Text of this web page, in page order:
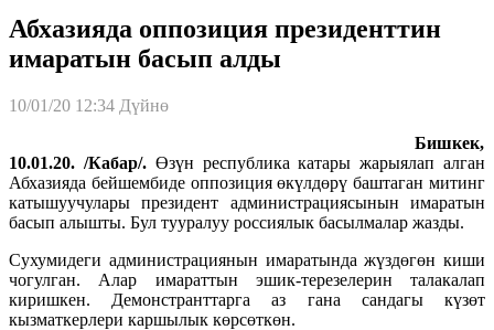
Абхазияда оппозиция президенттин
имаратын басып алды
10/01/20 12:34 Дүйнө
Бишкек,
10.01.20. /Кабар/. Өзүн республика катары жарыялап алган
Абхазияда бейшембиде оппозиция өкүлдөрү баштаган митинг
катышуучулары президент администрациясынын имаратын
басып алышты. Бул тууралуу россиялык басылмалар жазды.
Сухумидеги администрациянын имаратында жүздөгөн киши
чогулган. Алар имараттын эшик-терезелерин талакалап
киришкен. Демонстранттарга аз гана сандагы күзөт
кызматкерлери каршылык көрсөткөн.